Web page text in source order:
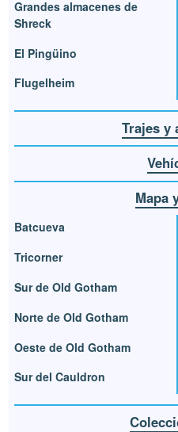
Grandes almacenes de
Shreck
El Pingüino
Flugelheim
Trajes y
Mapa
Batcueva
Tricorner
Sur de Old Gotham
Norte de Old Gotham
Oeste de Old Gotham
Sur del Cauldron